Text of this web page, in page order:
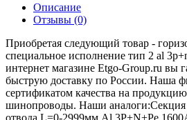
Описание
Отзывы (0)
Приобретая следующий товар -
специальное исполнение тип 2 al
интернет магазине Etgo-Group.ru вы
быструю доставку по России. Наша
сертификатом качества на
шинопроводы. Наши аналоги:Секция
отвода L=0-2999мм Al 3P+N+Pe